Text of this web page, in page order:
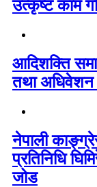
उत्कृष्ट काम
आदिशक्ति
तथा अधिवेशन
नेपाली
प्रतिनिधि
जोड